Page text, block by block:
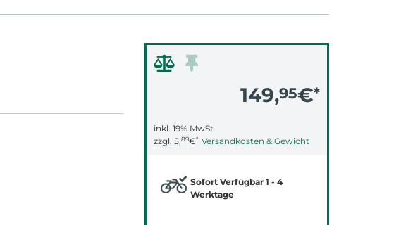
149,95€*
inkl. 19% MwSt.
zzgl. 5,89€* Versandkosten & Gewicht
Sofort Verfügbar 1 - 4
Werktage